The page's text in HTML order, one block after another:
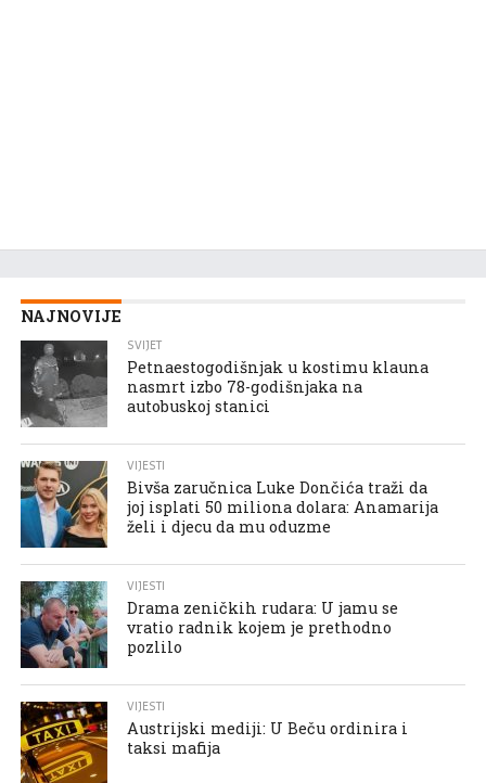
NAJNOVIJE
SVIJET
Petnaestogodišnjak u kostimu klauna
nasmrt izbo 78-godišnjaka na
autobuskoj stanici
VIJESTI
Bivša zaručnica Luke Dončića traži da
joj isplati 50 miliona dolara: Anamarija
želi i djecu da mu oduzme
VIJESTI
Drama zeničkih rudara: U jamu se
vratio radnik kojem je prethodno
pozlilo
VIJESTI
Austrijski mediji: U Beču ordinira i
taksi mafija